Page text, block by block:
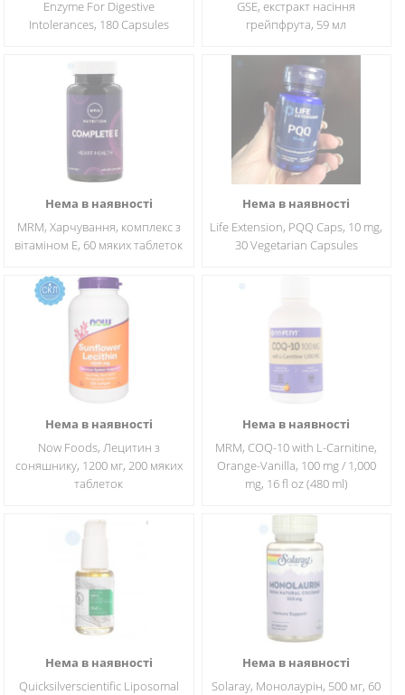
Enzyme For Digestive
Intolerances, 180 Capsules
GSE, екстракт насіння
грейпфрута, 59 мл
Нема в наявності
MRM, Харчування, комплекс з
вітаміном E, 60 мяких таблеток
Нема в наявності
Life Extension, PQQ Caps, 10 mg,
30 Vegetarian Capsules
Нема в наявності
Now Foods, Лецитин з
соняшнику, 1200 мг, 200 мяких
таблеток
Нема в наявності
MRM, COQ-10 with L-Carnitine,
Orange-Vanilla, 100 mg / 1,000
mg, 16 fl oz (480 ml)
Нема в наявності
Quicksilverscientific Liposomal
Нема в наявності
Solaray, Монолаурін, 500 мг, 60